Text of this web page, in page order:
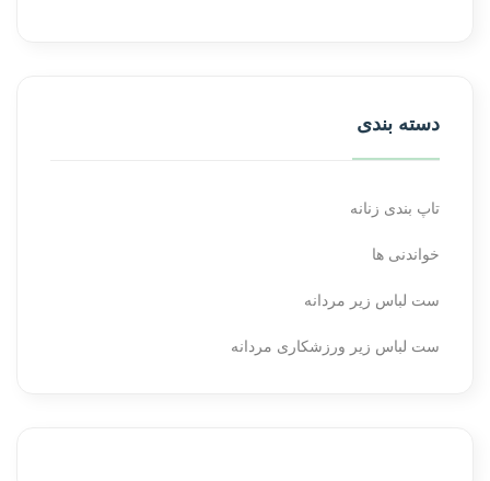
دسته بندی
تاپ بندی زنانه
خواندنی ها
ست لباس زیر مردانه
ست لباس زیر ورزشکاری مردانه